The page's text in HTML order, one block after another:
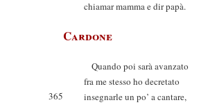
chiamar mamma e dir papà.
Cardone
Quando poi sarà avanzato
fra me stesso ho decretato
365
insegnarle un po’ a cantare,